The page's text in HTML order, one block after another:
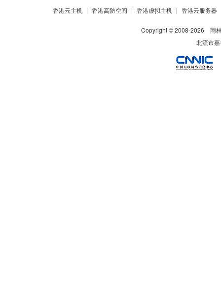
香港云主机 | 香港高防空间 | 香港虚拟主机 | 香港云服务器
Copyright © 2008-2026
雨
北流市